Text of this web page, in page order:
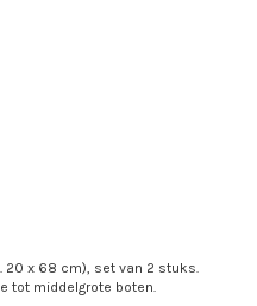
20 x 68 cm), set van 2 stuks.
tot middelgrote boten.